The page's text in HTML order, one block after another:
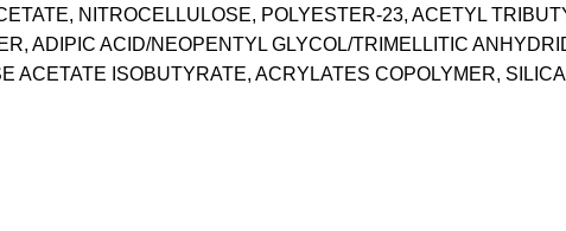
NITROCELLULOSE, POLYESTER-23, ACETYL
ADIPIC ACID/NEOPENTYL GLYCOL/TRIMELLITIC
ACETATE ISOBUTYRATE, ACRYLATES COPOLYMER,